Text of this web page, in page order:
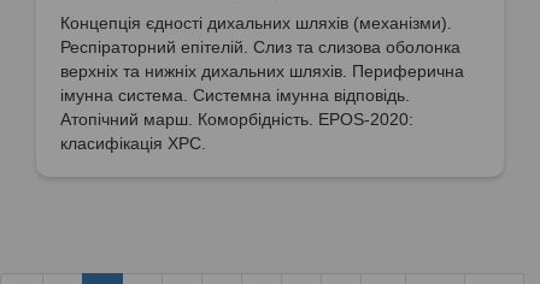
Концепція єдності дихальних шляхів (механізми).
Респіраторний епітелій. Слиз та слизова оболонка
верхніх та нижніх дихальних шляхів. Периферична
імунна система. Системна імунна відповідь.
Атопічний марш. Коморбідність. EPOS-2020:
класифікація ХРС.